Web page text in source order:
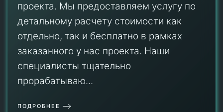
проекта. Мы предоставляем услугу по
детальному расчету стоимости как
отдельно, так и бесплатно в рамках
заказанного у нас проекта. Наши
специалисты тщательно
прорабатываю...
ПОДРОБНЕЕ